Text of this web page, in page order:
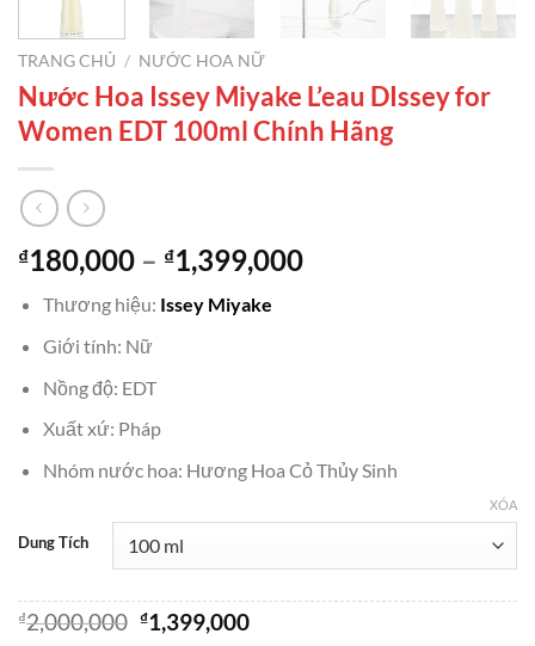
TRANG CHỦ / NƯỚC HOA NỮ
Nước Hoa Issey Miyake L’eau DIssey for
Women EDT 100ml Chính Hãng
₫180,000 – ₫1,399,000Khoảng
Thương hiệu: Issey Miyake
Giới tính: Nữ
Nồng độ: EDT
Xuất xứ: Pháp
Nhóm nước hoa: Hương Hoa Cỏ Thủy Sinh
Dung Tích
XÓA
₫2,000,000 Giá
₫1,399,000Giá